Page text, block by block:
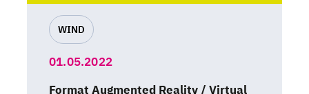
WIND
01.05.2022
Format Augmented Reality / Virtual